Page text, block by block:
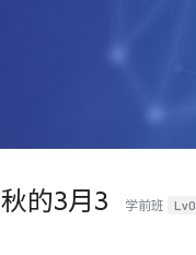
秋的3月3 学前班 Lv0